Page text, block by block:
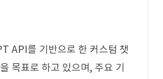
API를 기반으로 한 커스텀 챗
목표로 하고 있으며, 주요 기